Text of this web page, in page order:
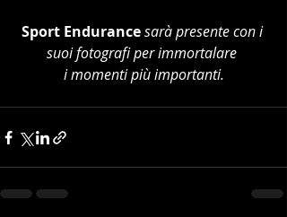
Sport Endurance sarà presente con i
suoi fotografi per immortalare
i momenti più importanti.